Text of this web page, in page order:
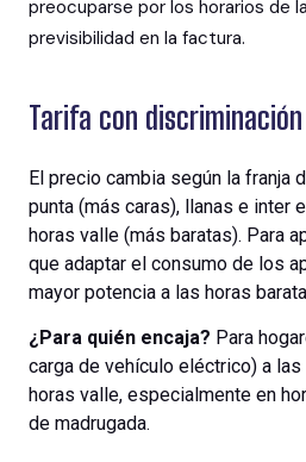
preocuparse por los horarios de
previsibilidad en la factura.
Tarifa con
El precio cambia según la franja
punta (más caras), llanas e inter
horas valle (más baratas). Para
que adaptar el consumo de los
mayor potencia a las horas
¿Para quién encaja? Para
carga de vehículo eléctrico) a las
horas valle, especialmente en
de madrugada.